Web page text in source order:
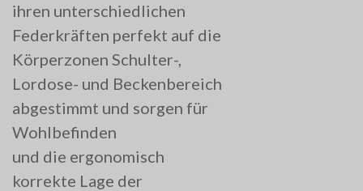
ihren unterschiedlichen
Federkräften perfekt auf die
Körperzonen Schulter-,
Lordose- und Beckenbereich
abgestimmt und sorgen für
Wohlbefinden
und die ergonomisch
korrekte Lage der